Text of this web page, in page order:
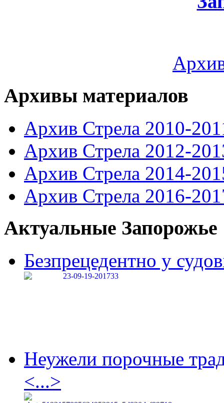
Архивы материалов
Архив Стрела 2010-
Архив Стрела 2012-
Архив Стрела 2014-
Архив Стрела 2016-
Актуальные Запорожье
Безпрецедентно у
Неужели порочные
<...>